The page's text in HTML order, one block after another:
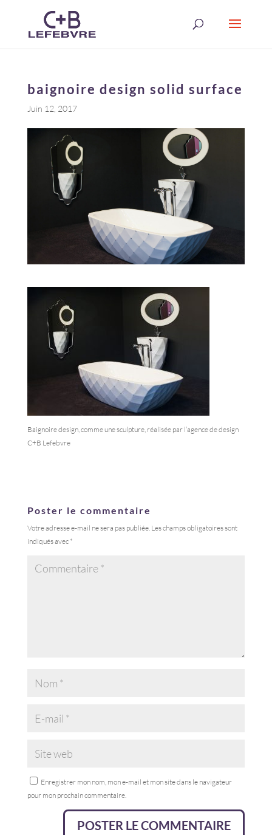
baignoire design solid surface
Juin 12, 2017
Baignoire design, comme une sculpture, réalisée par l’agence de design
C+B Lefebvre
Poster le commentaire
Votre adresse e-mail ne sera pas publiée. Les champs obligatoires sont
indiqués avec *
Enregistrer mon nom, mon e-mail et mon site dans le navigateur
pour mon prochain commentaire.